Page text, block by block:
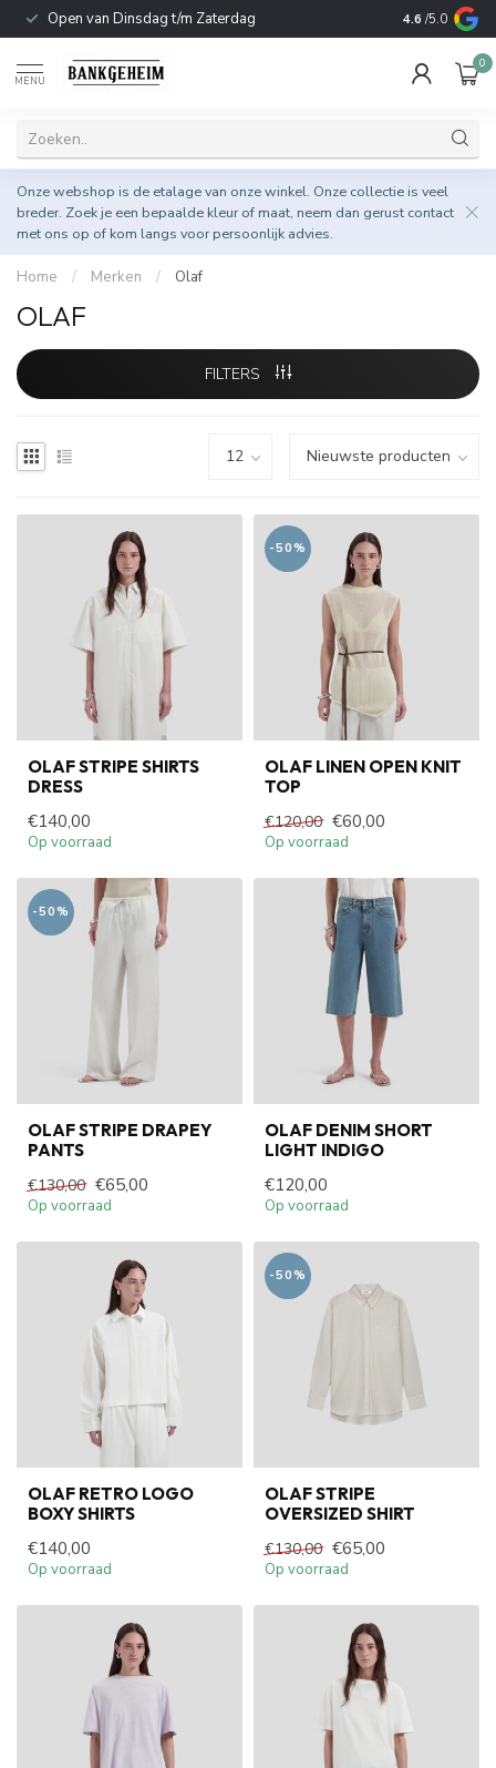
Open van Dinsdag t/m Zaterdag Duurzame &
4.6 /5.0
MENU
0
Onze webshop is de etalage van onze winkel. Onze collectie is veel
breder. Zoek je een bepaalde kleur of maat, neem dan gerust contact
met ons op of kom langs voor persoonlijk advies.
Home / Merken / Olaf
OLAF
FILTERS
OLAF STRIPE SHIRTS
DRESS
€140,00
Op voorraad
-50%
OLAF LINEN OPEN KNIT
TOP
€120,00 €60,00
Op voorraad
-50%
OLAF STRIPE DRAPEY
PANTS
€130,00 €65,00
Op voorraad
OLAF DENIM SHORT
LIGHT INDIGO
€120,00
Op voorraad
OLAF RETRO LOGO
BOXY SHIRTS
€140,00
Op voorraad
-50%
OLAF STRIPE
OVERSIZED SHIRT
€130,00 €65,00
Op voorraad